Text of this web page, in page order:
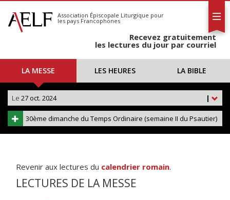
S'abonner
Calendrier
Association Épiscopale Liturgique pour
les pays Francophones
Recevez gratuitement
les lectures du jour par courriel
LA MESSE LES HEURES LA BIBLE
|
Le 27 oct. 2024
30ème dimanche du Temps Ordinaire (semaine II du Psautier)
Revenir aux lectures du calendrier romain.
LECTURES DE LA MESSE